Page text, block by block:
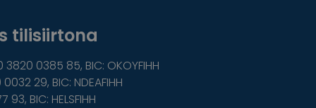
tilisiirtona
0385 85, BIC: OKOYFIHH
29, BIC: NDEAFIHH
93, BIC: HELSFIHH